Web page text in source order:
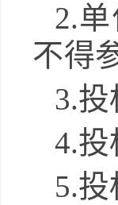
2.
不得
3.
4.
5.